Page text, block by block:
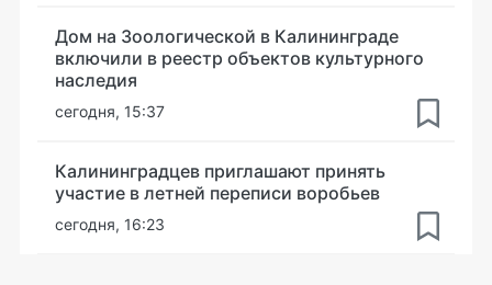
Дом на Зоологической в Калининграде
включили в реестр объектов культурного
наследия
сегодня, 15:37
Калининградцев приглашают принять
участие в летней переписи воробьев
сегодня, 16:23